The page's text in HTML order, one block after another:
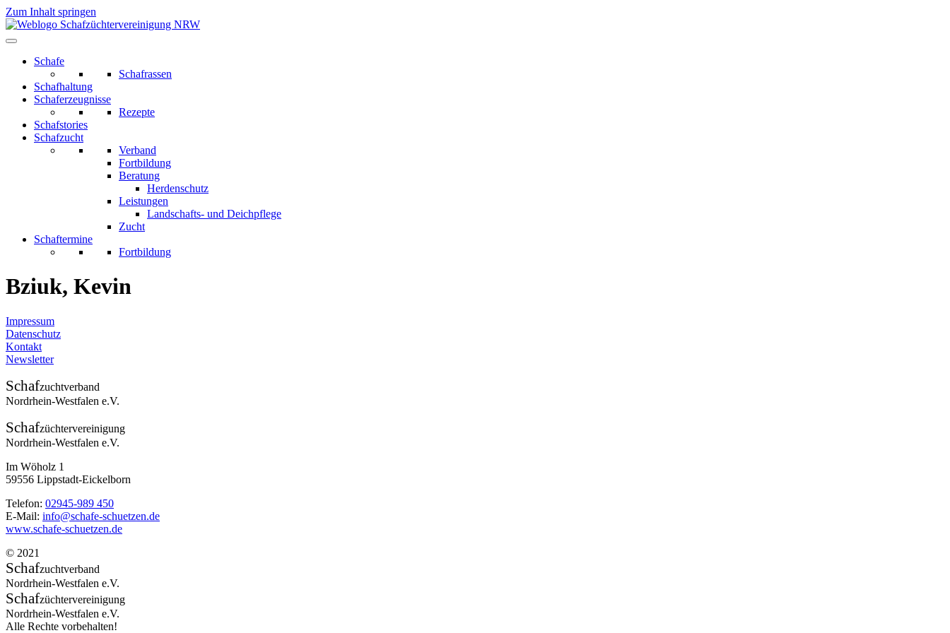
Zum Inhalt springen
Schafe
Schafrassen
Schafhaltung
Schaferzeugnisse
Rezepte
Schafstories
Schafzucht
Verband
Fortbildung
Beratung
Herdenschutz
Leistungen
Landschafts- und Deichpflege
Zucht
Schaftermine
Fortbildung
Bziuk, Kevin
Impressum
Datenschutz
Kontakt
Newsletter
Schafzuchtverband
Nordrhein-Westfalen e.V.
Schafzüchtervereinigung
Nordrhein-Westfalen e.V.
Im Wöholz 1
59556 Lippstadt-Eickelborn
Telefon: 02945-989 450
E-Mail: info@schafe-schuetzen.de
www.schafe-schuetzen.de
© 2021
Schafzuchtverband
Nordrhein-Westfalen e.V.
Schafzüchtervereinigung
Nordrhein-Westfalen e.V.
Alle Rechte vorbehalten!